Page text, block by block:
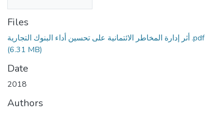
Files
أثر إدارة المخاطر الائتمانية على تحسين أداء البنوك التجارية .pdf
(6.31 MB)
Date
2018
Authors